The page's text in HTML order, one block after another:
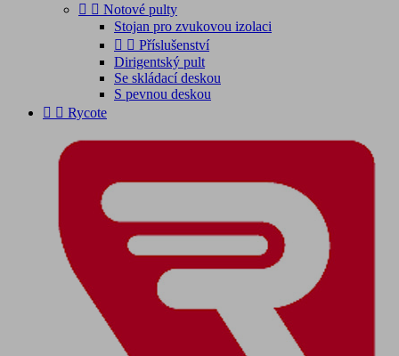
  Notové pulty
Stojan pro zvukovou izolaci
  Příslušenství
Dirigentský pult
Se skládací deskou
S pevnou deskou
  Rycote